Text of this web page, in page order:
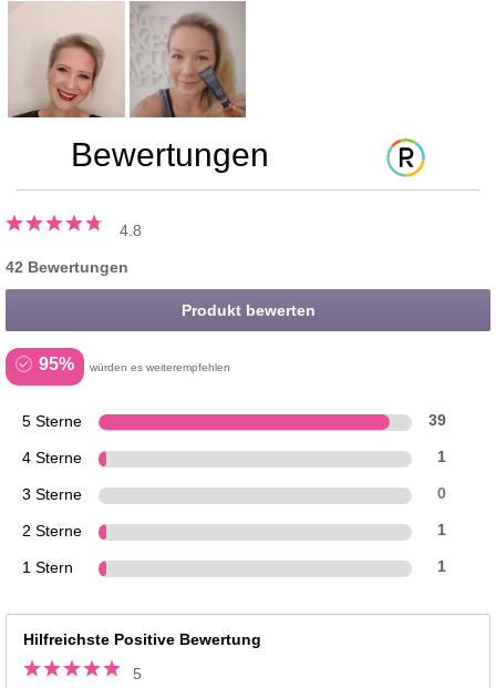
Bewertungen
4.8
42 Bewertungen
Produkt bewerten
95% würden es weiterempfehlen
5 Sterne 39
4 Sterne 1
3 Sterne 0
2 Sterne 1
1 Stern 1
Hilfreichste Positive Bewertung
5